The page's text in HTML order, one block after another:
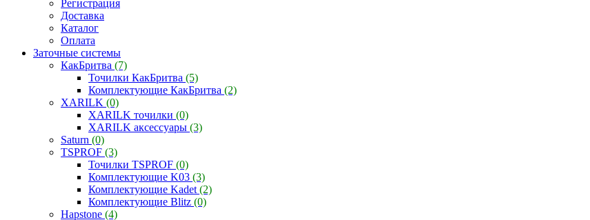
Регистрация
Доставка
Каталог
Оплата
Заточные системы
КакБритва (7)
Точилки КакБритва (5)
Комплектующие КакБритва (2)
XARILK (0)
XARILK точилки (0)
XARILK аксессуары (3)
Saturn (0)
TSPROF (3)
Точилки TSPROF (0)
Комплектующие K03 (3)
Комплектующие Kadet (2)
Комплектующие Blitz (0)
Hapstone (4)